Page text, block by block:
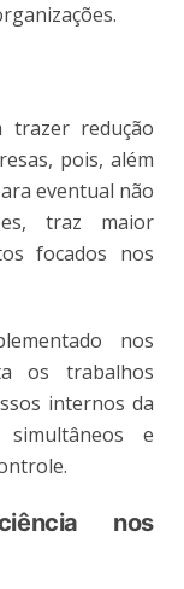
trazer redução
pois, além
eventual não
traz maior
focados nos
nos
os trabalhos
internos da
e
nos